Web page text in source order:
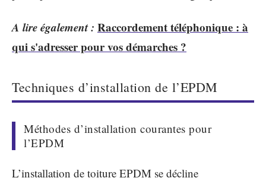
A lire également : Raccordement téléphonique : à
qui s'adresser pour vos démarches ?
Techniques d’installation de l’EPDM
Méthodes d’installation courantes pour
l’EPDM
L’installation de toiture EPDM se décline